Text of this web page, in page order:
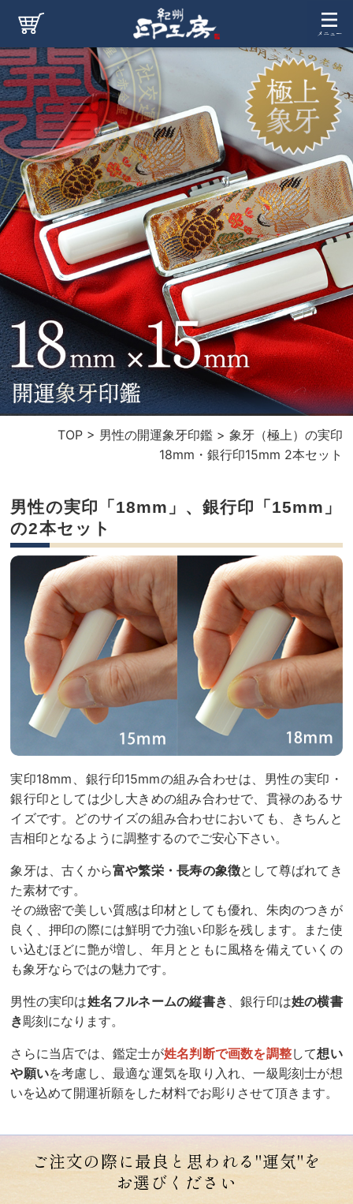
TOP> 男性の開運象牙印鑑> 象牙（極上）の実印
18mm・銀行印15mm 2本セット
男性の実印「18mm」、銀行印「15mm」
の2本セット
実印18mm、銀行印15mmの組み合わせは、男性の実印・
銀行印としては少し大きめの組み合わせで、貫禄のあるサ
イズです。どのサイズの組み合わせにおいても、きちんと
吉相印となるように調整するのでご安心下さい。
象牙は、古くから富や繁栄・長寿の象徴として尊ばれてき
た素材です。
その緻密で美しい質感は印材としても優れ、朱肉のつきが
良く、押印の際には鮮明で力強い印影を残します。また使
い込むほどに艶が増し、年月とともに風格を備えていくの
も象牙ならではの魅力です。
男性の実印は姓名フルネームの縦書き 、銀行印は姓の横書
き彫刻になります。
さらに当店では、鑑定士が姓名判断で画数を調整して想い
や願いを考慮し、最適な運気を取り入れ、一級彫刻士が想
いを込めて開運祈願をした材料でお彫りさせて頂きます。
ご注文の際に最良と思われる"運気"を
お選びください